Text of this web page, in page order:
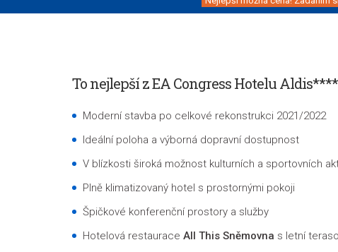
To nejlepší z EA Congress Hotelu Aldis****
Moderní stavba po celkové rekonstrukci 2021/2022
Ideální poloha a výborná dopravní dostupnost
V blízkosti široká možnost kulturních a sportovních
Plně klimatizovaný hotel s prostornými pokoji
Špičkové konferenční prostory a služby
Hotelová restaurace All This Sněmovna s letní